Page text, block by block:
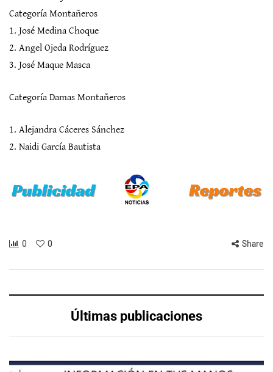
Categoría Montañeros
1. José Medina Choque
2. Angel Ojeda Rodríguez
3. José Maque Masca
Categoría Damas Montañeros
1. Alejandra Cáceres Sánchez
2. Naidi García Bautista
0 0 Share
Últimas publicaciones